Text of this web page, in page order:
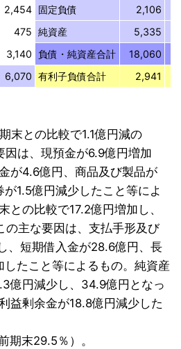
2,454 固定負債 2,106
475 純資産 5,335
3,140 負債・純資産合計 18,060
6,070 有利子負債合計 2,941
末との比較で1.1億円減の
は、現預金が6.9億円増加
が4.6億円、商品及び製品が
1.5億円減少したこと等によ
との比較で17.2億円増加し、
の主な要因は、支払手形及び
、短期借入金が28.6億円、長
たこと等によるもの。純資産
億円減少し、34.9億円となっ
益剰余金が18.8億円減少した
期末29.5％）。